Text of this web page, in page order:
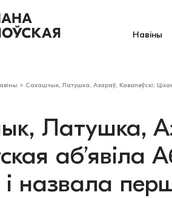
Навіны
> Сахашчык, Латушка, Азараў, Кавалеўскі:
Латушка,
аб’явіла
і назвала